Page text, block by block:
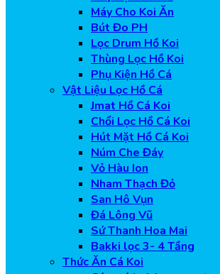
Máy Cho Koi Ăn
Bút Đo PH
Lọc Drum Hồ Koi
Thùng Lọc Hồ Koi
Phụ Kiện Hồ Cá
Vật Liệu Lọc Hồ Cá
Jmat Hồ Cá Koi
Chổi Lọc Hồ Cá Koi
Hút Mặt Hồ Cá Koi
Núm Che Đáy
Vỏ Hàu Ion
Nham Thạch Đỏ
San Hô Vụn
Đá Lông Vũ
Sứ Thanh Hoa Mai
Bakki lọc 3- 4 Tầng
Thức Ăn Cá Koi